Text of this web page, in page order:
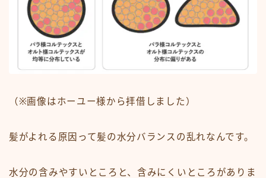
（※画像はホーユー様から拝借しました）
髪がよれる原因って髪の水分バランスの乱れなんです。
水分の含みやすいところと、含みにくいところがありま